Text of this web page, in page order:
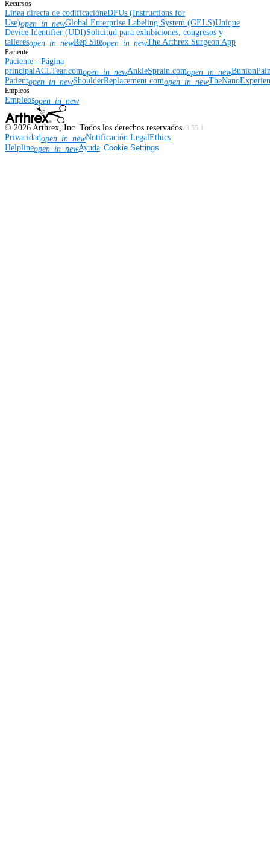
Recursos
Línea directa de codificacióneDFUs (Instructions for
Use)open_in_newGlobal Enterprise Labeling System (GELS)Unique
Device Identifier (UDI)Solicitud para exhibiciones, congresos y
talleresopen_in_newRep Siteopen_in_newThe Arthrex Surgeon App
Paciente
Paciente - Página
principal ACLTear.comopen_in_newAnkleSprain.comopen_in_new
Patientopen_in_newShoulderReplacement.comopen_in_new
Empleos
Empleosopen_in_new
© 2026 Arthrex, Inc. Todos los derechos reservadosv3.55.1
Privacidadopen_in_newNotificación LegalEthics
Helplineopen_in_newAyuda Cookie Settings